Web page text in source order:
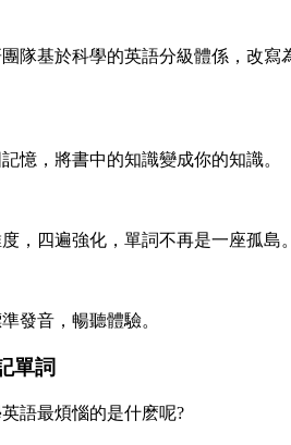
隊基於科學的英語分級體係，改
憶，將書中的知識變成你的知識。
，四遍強化，單詞不再是一座孤島。
發音，暢聽體驗。
單詞
語最煩惱的是什麽呢?